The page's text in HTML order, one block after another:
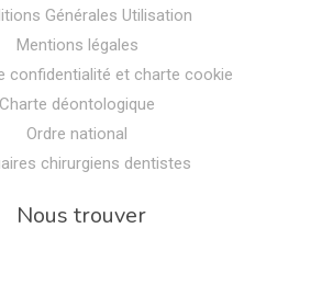
Générales Utilisation
Mentions légales
confidentialité et charte cookie
Charte déontologique
Ordre national
chirurgiens dentistes
Nous trouver